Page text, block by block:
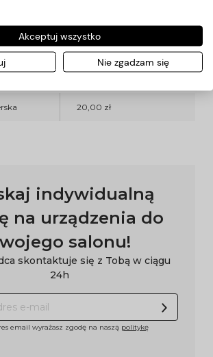
20,00 zł
indywidualną
na urządzenia do
salonu!
skontaktuje się z Tobą w ciągu
24h
email wyrażasz zgodę na naszą politykę
Akceptuj wszystko
Nie zgadzam się